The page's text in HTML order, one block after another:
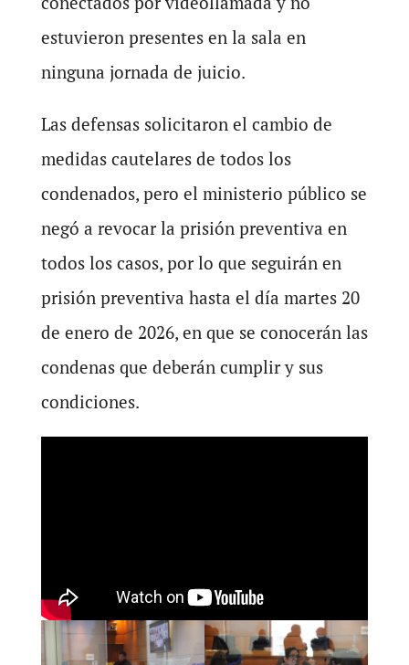
estuvieron presentes en la sala en
ninguna jornada de juicio.
Las defensas solicitaron el cambio de
medidas cautelares de todos los
condenados, pero el ministerio público se
negó a revocar la prisión preventiva en
todos los casos, por lo que seguirán en
prisión preventiva hasta el día martes 20
de enero de 2026, en que se conocerán las
condenas que deberán cumplir y sus
condiciones.